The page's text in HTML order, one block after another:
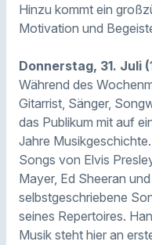
Hinzu kommt ein
Motivation und
Donnerstag, 31. Juli
Während des
Gitarrist, Sänger,
das Publikum mit auf
Jahre
Songs von Elvis
Mayer, Ed Sheeran
selbstgeschriebene
seines Repertoires.
Musik steht hier an